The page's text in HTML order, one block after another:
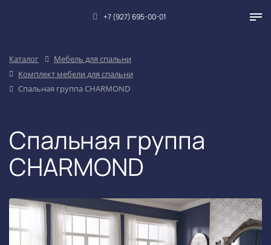
+7 (927) 695-00-01
Каталог
Мебель для спальни
Комплект мебели для спальни
Спальная группа CHARMOND
Спальная группа
CHARMOND